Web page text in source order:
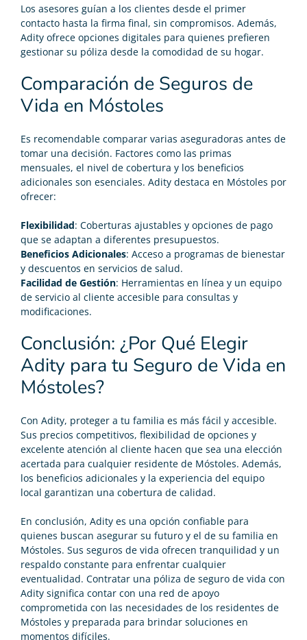
Los asesores guían a los clientes desde el primer
contacto hasta la firma final, sin compromisos. Además,
Adity ofrece opciones digitales para quienes prefieren
gestionar su póliza desde la comodidad de su hogar.
Comparación de Seguros de
Vida en Móstoles
Es recomendable comparar varias aseguradoras antes de
tomar una decisión. Factores como las primas
mensuales, el nivel de cobertura y los beneficios
adicionales son esenciales. Adity destaca en Móstoles por
ofrecer:
Flexibilidad: Coberturas ajustables y opciones de pago
que se adaptan a diferentes presupuestos.
Beneficios Adicionales: Acceso a programas de bienestar
y descuentos en servicios de salud.
Facilidad de Gestión: Herramientas en línea y un equipo
de servicio al cliente accesible para consultas y
modificaciones.
Conclusión: ¿Por Qué Elegir
Adity para tu Seguro de Vida en
Móstoles?
Con Adity, proteger a tu familia es más fácil y accesible.
Sus precios competitivos, flexibilidad de opciones y
excelente atención al cliente hacen que sea una elección
acertada para cualquier residente de Móstoles. Además,
los beneficios adicionales y la experiencia del equipo
local garantizan una cobertura de calidad.
En conclusión, Adity es una opción confiable para
quienes buscan asegurar su futuro y el de su familia en
Móstoles. Sus seguros de vida ofrecen tranquilidad y un
respaldo constante para enfrentar cualquier
eventualidad. Contratar una póliza de seguro de vida con
Adity significa contar con una red de apoyo
comprometida con las necesidades de los residentes de
Móstoles y preparada para brindar soluciones en
momentos difíciles.